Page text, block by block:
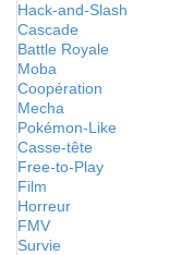
Hack-and-Slash
Cascade
Battle Royale
Moba
Coopération
Mecha
Pokémon-Like
Casse-tête
Free-to-Play
Film
Horreur
FMV
Survie